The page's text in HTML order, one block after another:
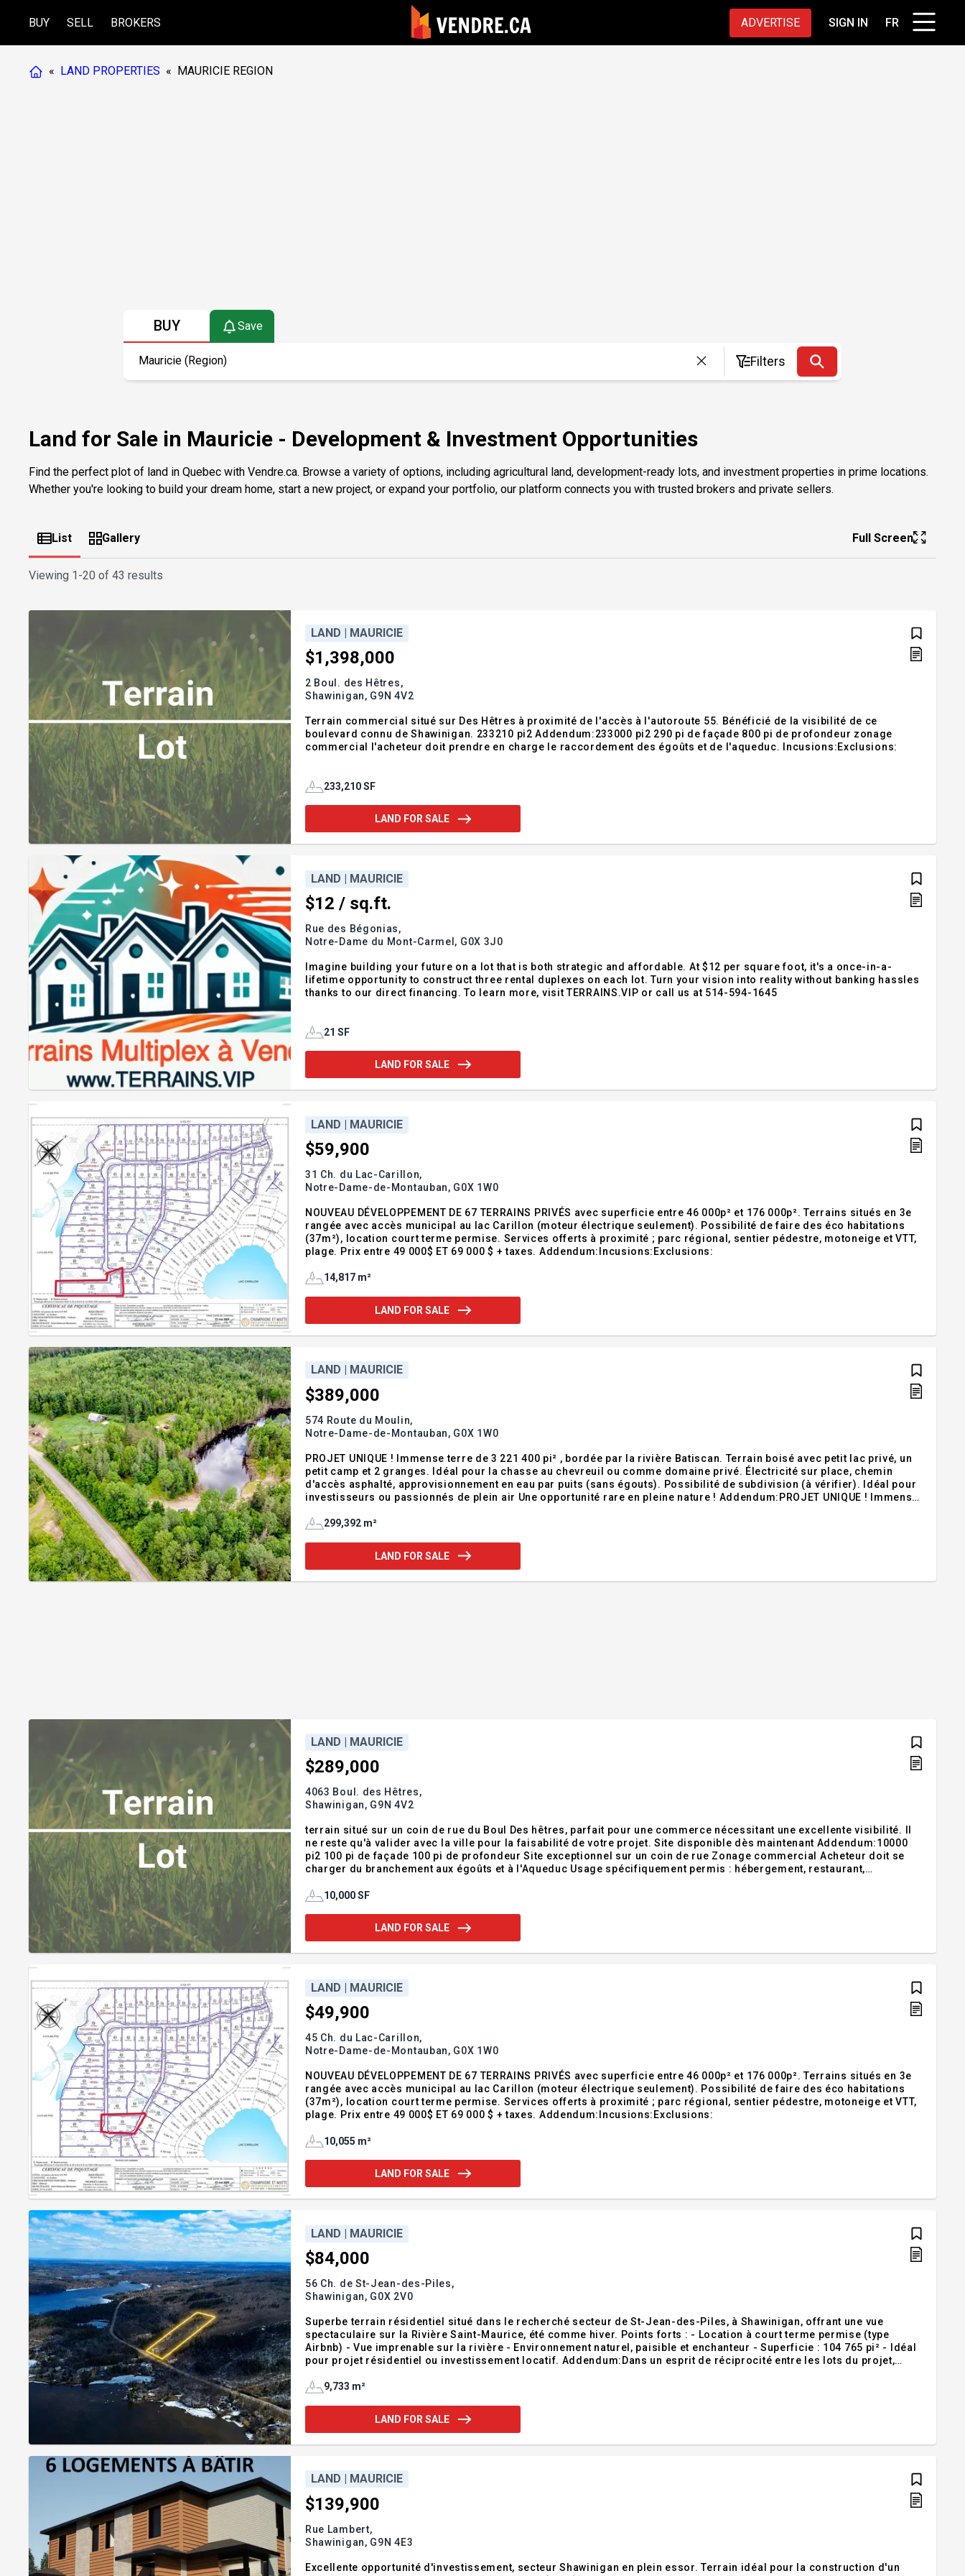
BUY SELL BROKERS ADVERTISE SIGN IN FR
« LAND PROPERTIES « MAURICIE REGION
BUY Save
Filters
Land for Sale in Mauricie - Development & Investment Opportunities
Find the perfect plot of land in Quebec with Vendre.ca. Browse a variety of options, including agricultural land, development-ready lots, and investment properties in prime locations.
Whether you're looking to build your dream home, start a new project, or expand your portfolio, our platform connects you with trusted brokers and private sellers.
List Gallery Full Screen
Viewing 1-20 of 43 results
LAND | MAURICIE
$1,398,000
2 Boul. des Hêtres,
Shawinigan, G9N 4V2
Terrain commercial situé sur Des Hêtres à proximité de l'accès à l'autoroute 55. Bénéficié de la visibilité de ce
boulevard connu de Shawinigan. 233210 pi2 Addendum:233000 pi2 290 pi de façade 800 pi de profondeur zonage
commercial l'acheteur doit prendre en charge le raccordement des égoûts et de l'aqueduc. Incusions:Exclusions:
233,210 SF
LAND FOR SALE
LAND | MAURICIE
$12 / sq.ft.
Rue des Bégonias,
Notre-Dame du Mont-Carmel, G0X 3J0
Imagine building your future on a lot that is both strategic and affordable. At $12 per square foot, it's a once-in-a-
lifetime opportunity to construct three rental duplexes on each lot. Turn your vision into reality without banking hassles
thanks to our direct financing. To learn more, visit TERRAINS.VIP or call us at 514-594-1645
21 SF
LAND FOR SALE
LAND | MAURICIE
$59,900
31 Ch. du Lac-Carillon,
Notre-Dame-de-Montauban, G0X 1W0
NOUVEAU DÉVELOPPEMENT DE 67 TERRAINS PRIVÉS avec superficie entre 46 000p² et 176 000p². Terrains situés en 3e
rangée avec accès municipal au lac Carillon (moteur électrique seulement). Possibilité de faire des éco habitations
(37m²), location court terme permise. Services offerts à proximité ; parc régional, sentier pédestre, motoneige et VTT,
plage. Prix entre 49 000$ ET 69 000 $ + taxes. Addendum:Incusions:Exclusions:
14,817 m²
LAND FOR SALE
LAND | MAURICIE
$389,000
574 Route du Moulin,
Notre-Dame-de-Montauban, G0X 1W0
PROJET UNIQUE ! Immense terre de 3 221 400 pi² , bordée par la rivière Batiscan. Terrain boisé avec petit lac privé, un
petit camp et 2 granges. Idéal pour la chasse au chevreuil ou comme domaine privé. Électricité sur place, chemin
d'accès asphalté, approvisionnement en eau par puits (sans égouts). Possibilité de subdivision (à vérifier). Idéal pour
investisseurs ou passionnés de plein air Une opportunité rare en pleine nature ! Addendum:PROJET UNIQUE ! Immense
passionné
299,392 m²
LAND FOR SALE
LAND | MAURICIE
$289,000
4063 Boul. des Hêtres,
Shawinigan, G9N 4V2
terrain situé sur un coin de rue du Boul Des hêtres, parfait pour une commerce nécessitant une excellente visibilité. Il
ne reste qu'à valider avec la ville pour la faisabilité de votre projet. Site disponible dès maintenant Addendum:10000
pi2 100 pi de façade 100 pi de profondeur Site exceptionnel sur un coin de rue Zonage commercial Acheteur doit se
charger du branchement aux égoûts et à l'Aqueduc Usage spécifiquement permis : hébergement, restaurant,
Service de répar
10,000 SF
LAND FOR SALE
LAND | MAURICIE
$49,900
45 Ch. du Lac-Carillon,
Notre-Dame-de-Montauban, G0X 1W0
NOUVEAU DÉVELOPPEMENT DE 67 TERRAINS PRIVÉS avec superficie entre 46 000p² et 176 000p². Terrains situés en 3e
rangée avec accès municipal au lac Carillon (moteur électrique seulement). Possibilité de faire des éco habitations
(37m²), location court terme permise. Services offerts à proximité ; parc régional, sentier pédestre, motoneige et VTT,
plage. Prix entre 49 000$ ET 69 000 $ + taxes. Addendum:Incusions:Exclusions:
10,055 m²
LAND FOR SALE
LAND | MAURICIE
$84,000
56 Ch. de St-Jean-des-Piles,
Shawinigan, G0X 2V0
Superbe terrain résidentiel situé dans le recherché secteur de St-Jean-des-Piles, à Shawinigan, offrant une vue
spectaculaire sur la Rivière Saint-Maurice, été comme hiver. Points forts : - Location à court terme permise (type
Airbnb) - Vue imprenable sur la rivière - Environnement naturel, paisible et enchanteur - Superficie : 104 765 pi² - Idéal
pour projet résidentiel ou investissement locatif. Addendum:Dans un esprit de réciprocité entre les lots du projet,
ter 9,733 m²
LAND FOR SALE
LAND | MAURICIE
$139,900
Rue Lambert,
Shawinigan, G9N 4E3
Excellente opportunité d'investissement, secteur Shawinigan en plein essor. Terrain idéal pour la construction d'un